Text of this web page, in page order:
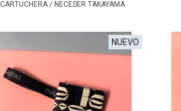
CARTUCHERA / NECESER TAKAYAMA
NUEVO